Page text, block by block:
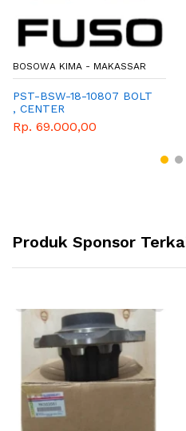
BOSOWA KIMA - MAKASSAR
PST-BSW-18-10807 BOLT
, CENTER
Rp. 69.000,00
Produk Sponsor